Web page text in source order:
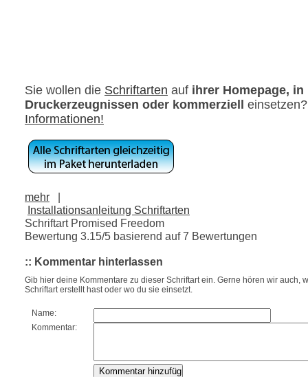
Sie wollen die Schriftarten auf ihrer Homepage, in
Druckerzeugnissen oder kommerziell
Informationen!
mehr
|
Installationsanleitung Schriftarten
Schriftart Promised Freedom
Bewertung 3.15/5 basierend auf7 Bewertungen
:: Kommentar hinterlassen
Gib hier deine Kommentare zu dieser Schriftart ein. Gerne hören wir auch,
Schriftart erstellt hast oder wo du sie einsetzt.
Name:
Kommentar: